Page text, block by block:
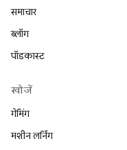
समाचार
ब्लॉग
पॉडकास्ट
खोजें
गेमिंग
मशीन लर्निंग